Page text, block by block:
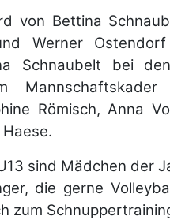
von Bettina
Werner
Schnaubelt bei
Mannschaftskader
Römisch, Anna
sind Mädchen der
die gerne
zum